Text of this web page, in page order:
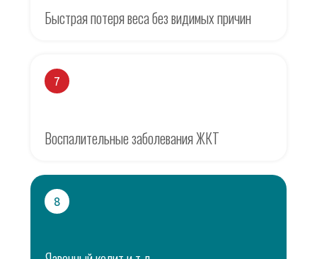
Быстрая потеря веса без видимых причин
7
Воспалительные заболевания ЖКТ
8